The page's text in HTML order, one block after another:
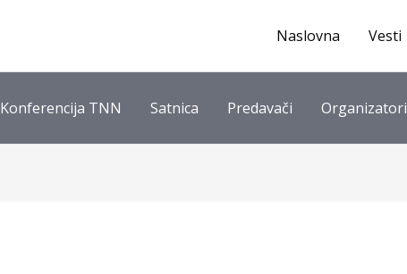
Naslovna Vesti
Konferencija TNN Satnica Predavači Organizatori